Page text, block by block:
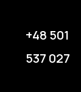
+48 501
537 027